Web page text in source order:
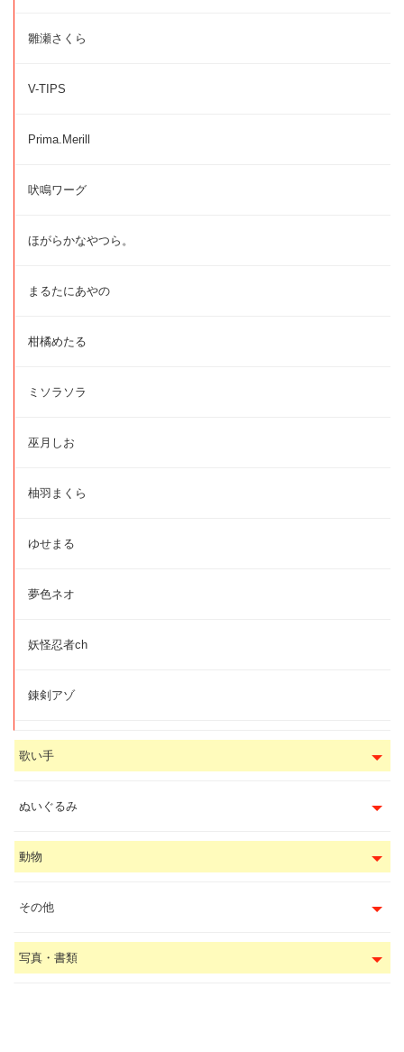
雛瀬さくら
V-TIPS
Prima.Merill
吠鳴ワーグ
ほがらかなやつら。
まるたにあやの
柑橘めたる
ミソラソラ
巫月しお
柚羽まくら
ゆせまる
夢色ネオ
妖怪忍者ch
錬剣アゾ
歌い手
ぬいぐるみ
動物
その他
写真・書類